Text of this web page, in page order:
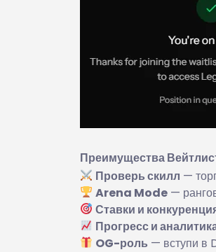
Преимущества
Проверь скилл —
Arena Mode —
Ставки и
Прогресс и
OG-роль — вступи в